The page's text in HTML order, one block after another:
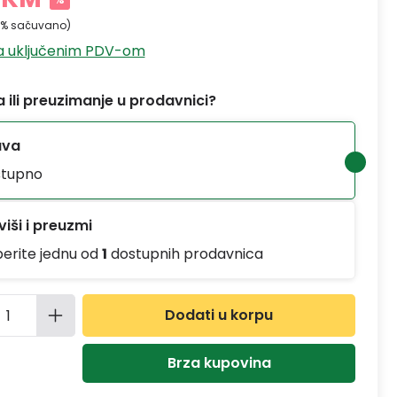
sačuvano)
uključenim PDV-om
ili preuzimanje u prodavnici?
i preuzmi
jednu od1 dostupnih prodavnica
proizvoda: Unesite željenu
Dodati u korpu
Brza kupovina